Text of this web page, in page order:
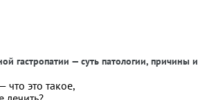
гастропатии — суть патологии, причины и